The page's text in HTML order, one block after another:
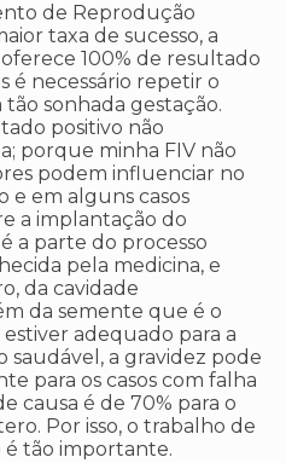
de Reprodução
taxa de sucesso, a
100% de resultado
é necessário repetir o
sonhada gestação.
positivo não
porque minha FIV não
podem influenciar no
em alguns casos
a implantação do
a parte do processo
pela medicina, e
da cavidade
da semente que é o
adequado para a
saudável, a gravidez pode
para os casos com falha
causa é de 70% para o
Por isso, o trabalho de
é tão importante.